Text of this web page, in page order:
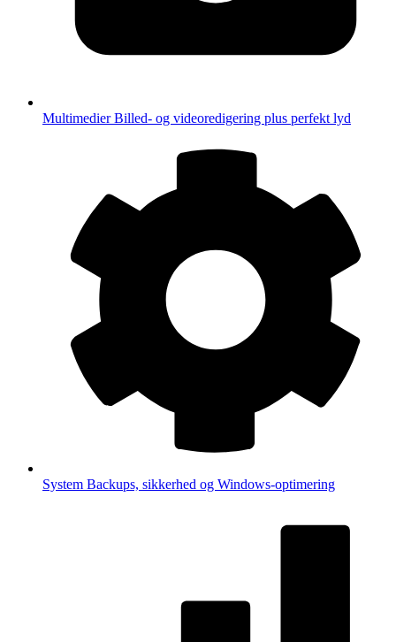
MultimedierBilled- og videoredigering plus perfekt lyd
System Backups, sikkerhed og Windows-optimering